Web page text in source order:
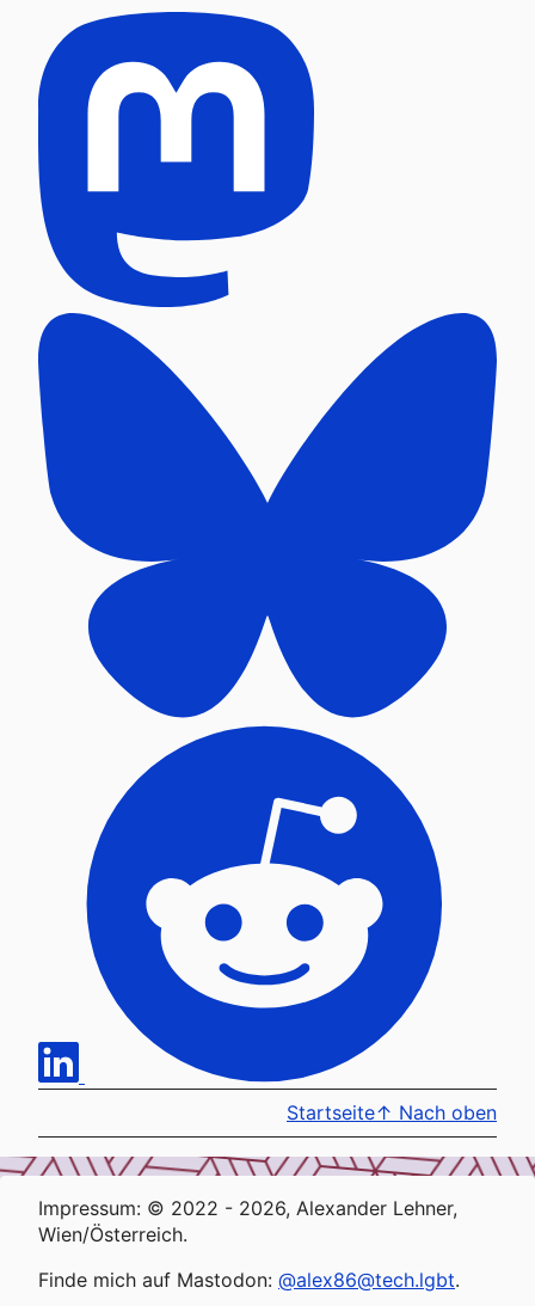
In sozialen Netzwerken teilen
Startseite↑ Nach oben
Impressum: © 2022 - 2026, Alexander Lehner,
Wien/Österreich.
Finde mich auf Mastodon: @alex86@tech.lgbt.